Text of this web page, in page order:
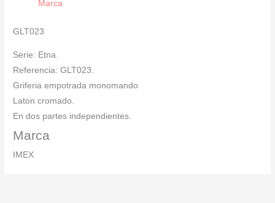
cantidadMarca
GLT023
Serie: Etna.
Referencia: GLT023.
Griferia empotrada monomando
Laton cromado.
En dos partes independientes.
Marca
IMEX